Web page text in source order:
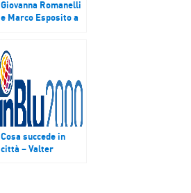
Giovanna Romanelli
e Marco Esposito a
Cosa succede in
città – Valter